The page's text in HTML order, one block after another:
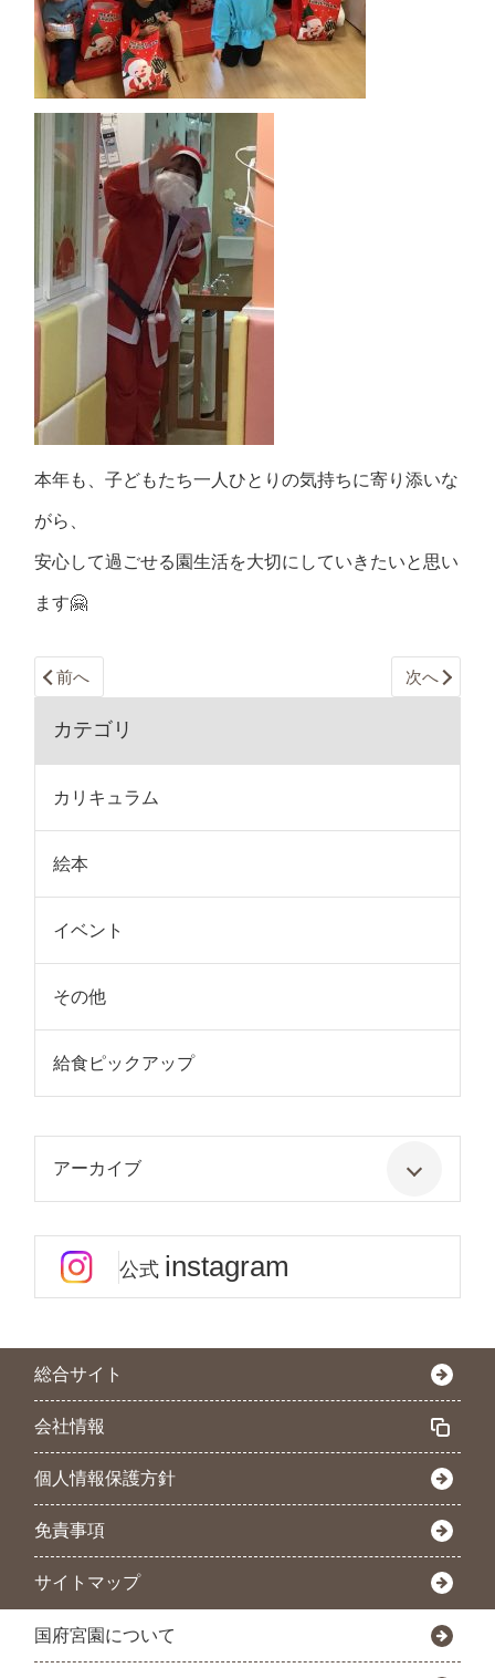
本年も、子どもたち一人ひとりの気持ちに寄り添いな
がら、
安心して過ごせる園生活を大切にしていきたいと思い
ます🤗
前へ 次へ
カテゴリ
カリキュラム
絵本
イベント
その他
給食ピックアップ
アーカイブ
公式 instagram
総合サイト
会社情報
個人情報保護方針
免責事項
サイトマップ
国府宮園について